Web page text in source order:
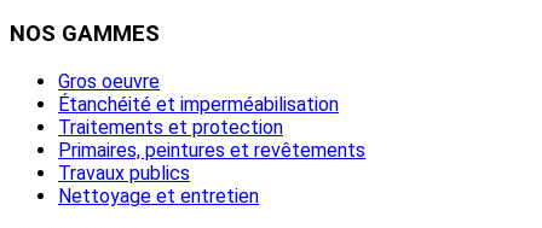
NOS GAMMES
Gros oeuvre
Étanchéité et imperméabilisation
Traitements et protection
Primaires, peintures et revêtements
Travaux publics
Nettoyage et entretien